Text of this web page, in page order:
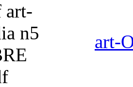
art-